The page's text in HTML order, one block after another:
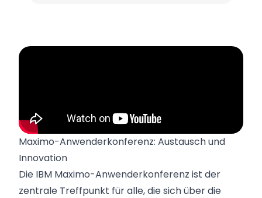
Maximo-Anwenderkonferenz: Austausch und
Innovation
Die IBM Maximo-Anwenderkonferenz ist der
zentrale Treffpunkt für alle, die sich über die